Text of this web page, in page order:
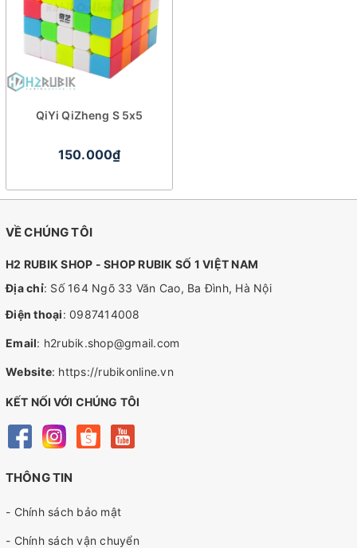
QiYi QiZheng S 5x5
150.000₫
VỀ CHÚNG TÔI
H2 RUBIK SHOP - SHOP RUBIK SỐ 1 VIỆT NAM
Địa chỉ: Số 164 Ngõ 33 Văn Cao, Ba Đình, Hà Nội
Điện thoại: 0987414008
Email: h2rubik.shop@gmail.com
Website: https://rubikonline.vn
KẾT NỐI VỚI CHÚNG TÔI
THÔNG TIN
- Chính sách bảo mật
- Chính sách vận chuyển